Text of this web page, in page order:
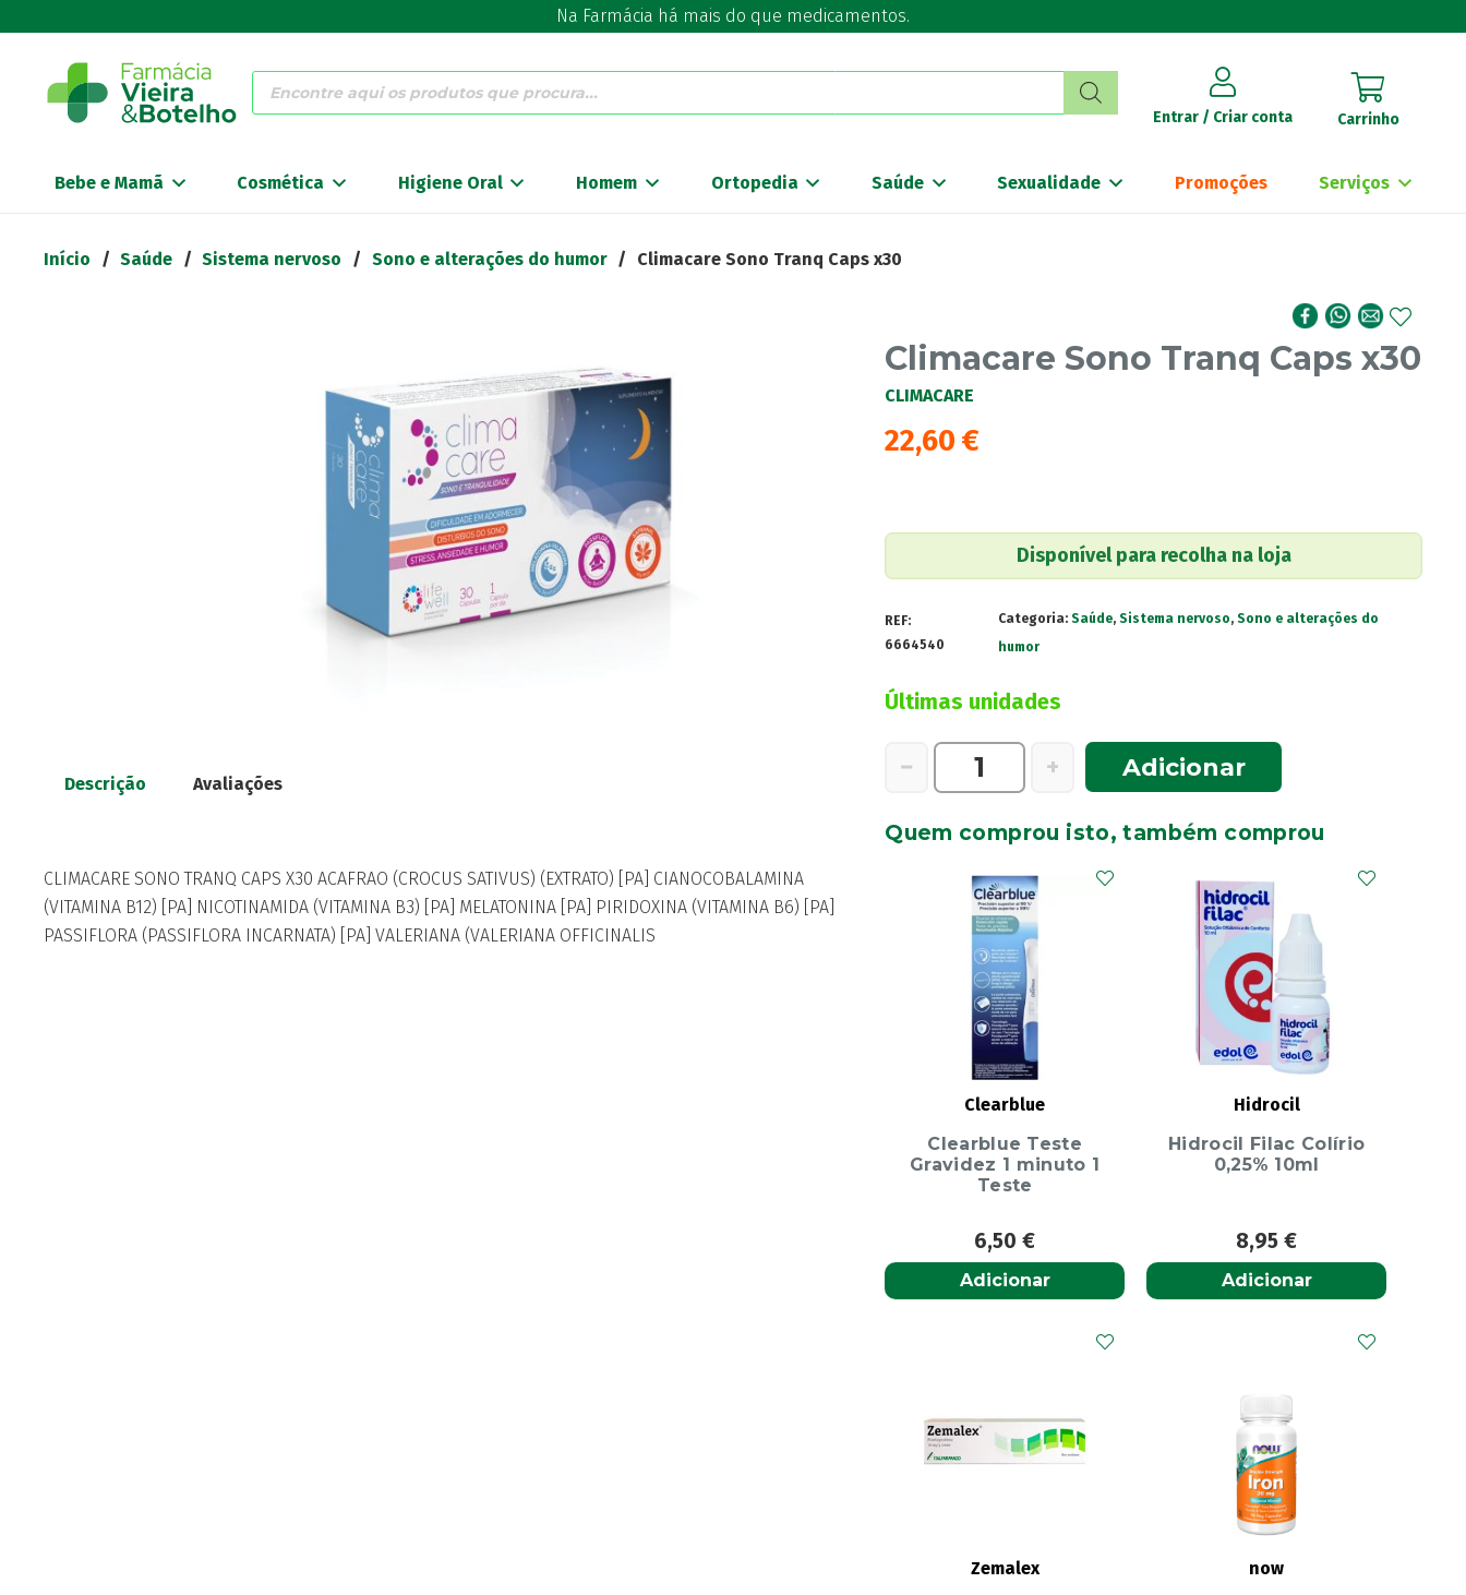
Na Farmácia há mais do que medicamentos.
Products
search
Entrar / Criar conta Carrinho
Bebe e Mamã Cosmética Higiene Oral Homem Ortopedia Saúde Sexualidade Promoções Serviços
Início / Saúde / Sistema nervoso / Sono e alterações do humor / Climacare Sono Tranq Caps x30
Descrição Avaliações
CLIMACARE SONO TRANQ CAPS X30 ACAFRAO (CROCUS SATIVUS) (EXTRATO) [PA] CIANOCOBALAMINA
(VITAMINA B12) [PA] NICOTINAMIDA (VITAMINA B3) [PA] MELATONINA [PA] PIRIDOXINA (VITAMINA B6) [PA]
PASSIFLORA (PASSIFLORA INCARNATA) [PA] VALERIANA (VALERIANA OFFICINALIS
Climacare Sono Tranq Caps x30
CLIMACARE
22,60€
Disponível para recolha na loja
REF:
6664540
Categoria:Saúde,Sistema nervoso,Sono e alterações do
humor
Últimas unidades
−
Quantidade
Sono
+ Adicionar
Quem comprou isto, também comprou
Clearblue
Clearblue Teste
Gravidez 1 minuto 1
Teste
6,50€
Adicionar
Hidrocil
Hidrocil Filac Colírio
0,25% 10ml
8,95€
Adicionar
Zemalex
now